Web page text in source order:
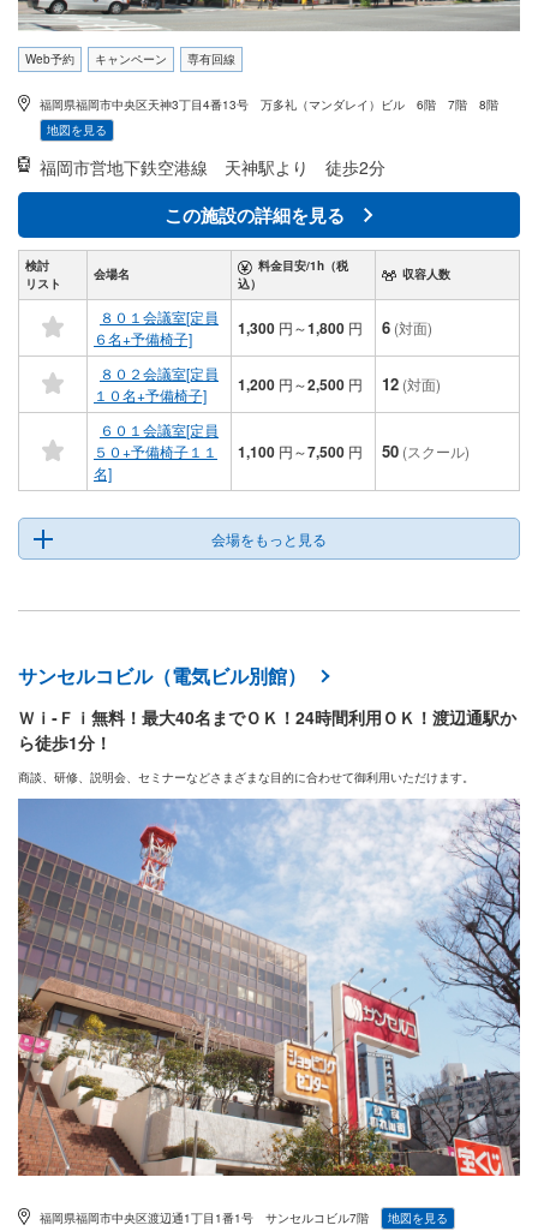
Web予約 キャンペーン 専有回線
福岡県福岡市中央区天神3丁目4番13号 万多礼（マンダレイ）ビル 6階 7階 8階
地図を見る
福岡市営地下鉄空港線 天神駅より 徒歩2分
この施設の詳細を見る
検討
リスト
会場名
料金目安/1h（税
込）
収容人数
８０１会議室[定員
６名+予備椅子]
1,300 円～1,800 円 6 (対面)
８０２会議室[定員
１０名+予備椅子]
1,200 円～2,500 円 12 (対面)
６０１会議室[定員
５０+予備椅子１１
名]
1,100 円～7,500 円 50 (スクール)
会場をもっと見る
サンセルコビル（電気ビル別館）
Ｗｉ‐Ｆｉ無料！最大40名までＯＫ！24時間利用ＯＫ！渡辺通駅か
ら徒歩1分！
商談、研修、説明会、セミナーなどさまざまな目的に合わせて御利用いただけます。
福岡県福岡市中央区渡辺通1丁目1番1号 サンセルコビル7階 地図を見る